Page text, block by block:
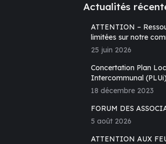
Actualités
ATTENTION –
limitées sur notre
25 juin 2026
Concertation Plan
Intercommunal (PLUi)
18 décembre 2023
FORUM DES
5 août 2026
ATTENTION AUX